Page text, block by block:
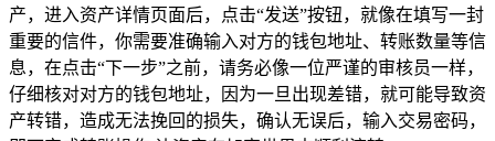
产，进入资产详情页面后，点击“发送”按钮，就像在填写一封
重要的信件，你需要准确输入对方的钱包地址、转账数量等信
息，在点击“下一步”之前，请务必像一位严谨的审核员一样，
仔细核对对方的钱包地址，因为一旦出现差错，就可能导致资
产转错，造成无法挽回的损失，确认无误后，输入交易密码，